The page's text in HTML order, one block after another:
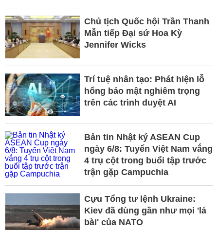
Chủ tịch Quốc hội Trần Thanh
Mẫn tiếp Đại sứ Hoa Kỳ
Jennifer Wicks
Trí tuệ nhân tạo: Phát hiện lỗ
hổng bảo mật nghiêm trọng
trên các trình duyệt AI
Bản tin Nhật ký ASEAN Cup
ngày 6/8: Tuyển Việt Nam vắng
4 trụ cột trong buổi tập trước
trận gặp Campuchia
Cựu Tổng tư lệnh Ukraine:
Kiev đã dùng gần như mọi 'lá
bài' của NATO